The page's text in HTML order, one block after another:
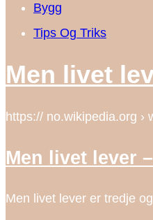
Bygg
Tips Og Triks
Men livet
https:// no.wikipedia.org ›
Men livet lever
Men livet lever er tredje